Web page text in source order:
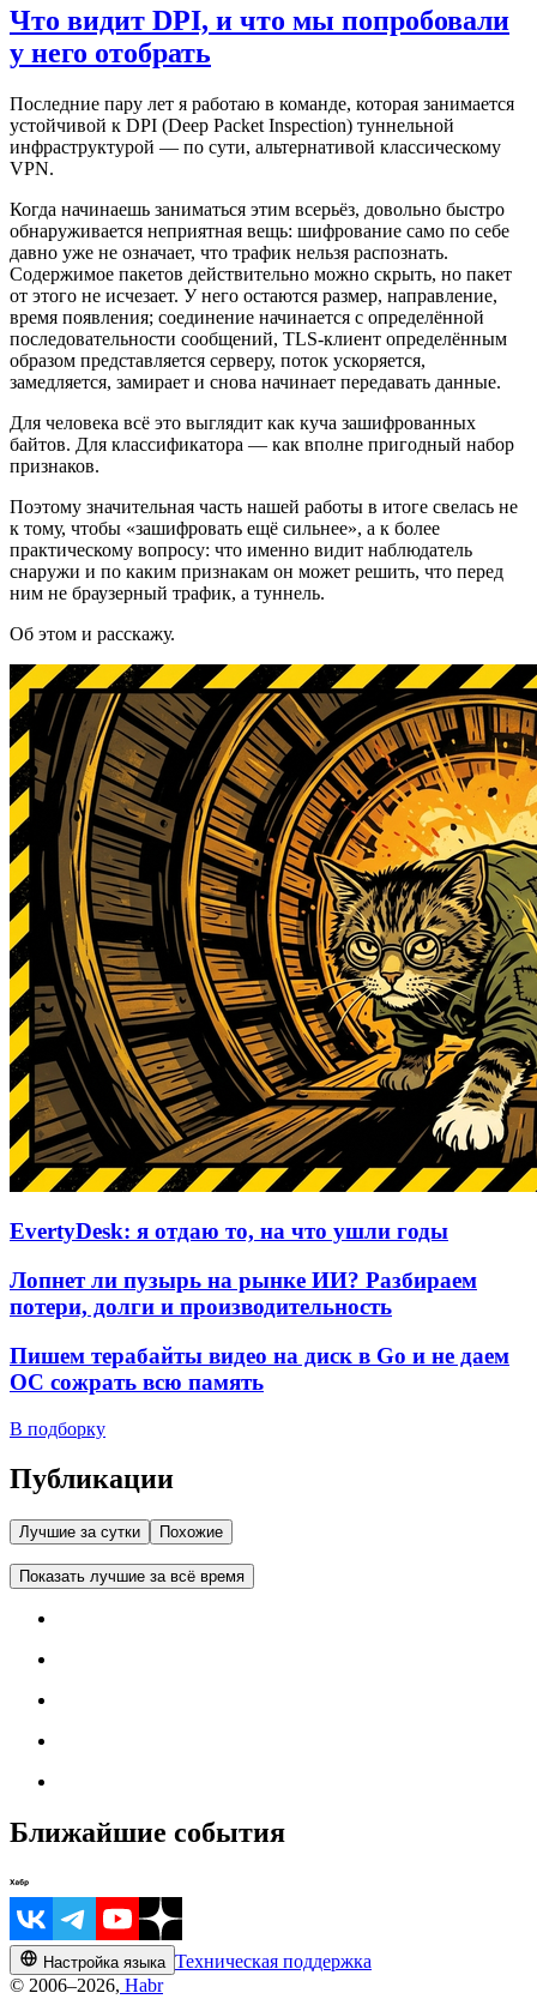
Что видит DPI, и что мы попробовали
у него отобрать
Последние пару лет я работаю в команде, которая занимается
устойчивой к DPI (Deep Packet Inspection) туннельной
инфраструктурой — по сути, альтернативой классическому
VPN.
Когда начинаешь заниматься этим всерьёз, довольно быстро
обнаруживается неприятная вещь: шифрование само по себе
давно уже не означает, что трафик нельзя распознать.
Содержимое пакетов действительно можно скрыть, но пакет
от этого не исчезает. У него остаются размер, направление,
время появления; соединение начинается с определённой
последовательности сообщений, TLS-клиент определённым
образом представляется серверу, поток ускоряется,
замедляется, замирает и снова начинает передавать данные.
Для человека всё это выглядит как куча зашифрованных
байтов. Для классификатора — как вполне пригодный набор
признаков.
Поэтому значительная часть нашей работы в итоге свелась не
к тому, чтобы «зашифровать ещё сильнее», а к более
практическому вопросу: что именно видит наблюдатель
снаружи и по каким признакам он может решить, что перед
ним не браузерный трафик, а туннель.
Об этом и расскажу.
EvertyDesk: я отдаю то, на что ушли годы
Лопнет ли пузырь на рынке ИИ? Разбираем
потери, долги и производительность
Пишем терабайты видео на диск в Go и не даем
ОС сожрать всю память
В подборку
Публикации
Лучшие за сутки Похожие
Показать лучшие за всё время
Ближайшие события
Настройка языка Техническая поддержка
© 2006–2026, Habr